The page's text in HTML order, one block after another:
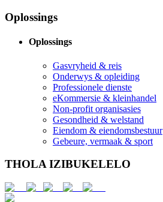
Oplossings
Oplossings
Gasvryheid & reis
Onderwys & opleiding
Professionele dienste
eKommersie & kleinhandel
Non-profit organisasies
Gesondheid & welstand
Eiendom & eiendomsbestuur
Gebeure, vermaak & sport
THOLA IZIBUKELELO